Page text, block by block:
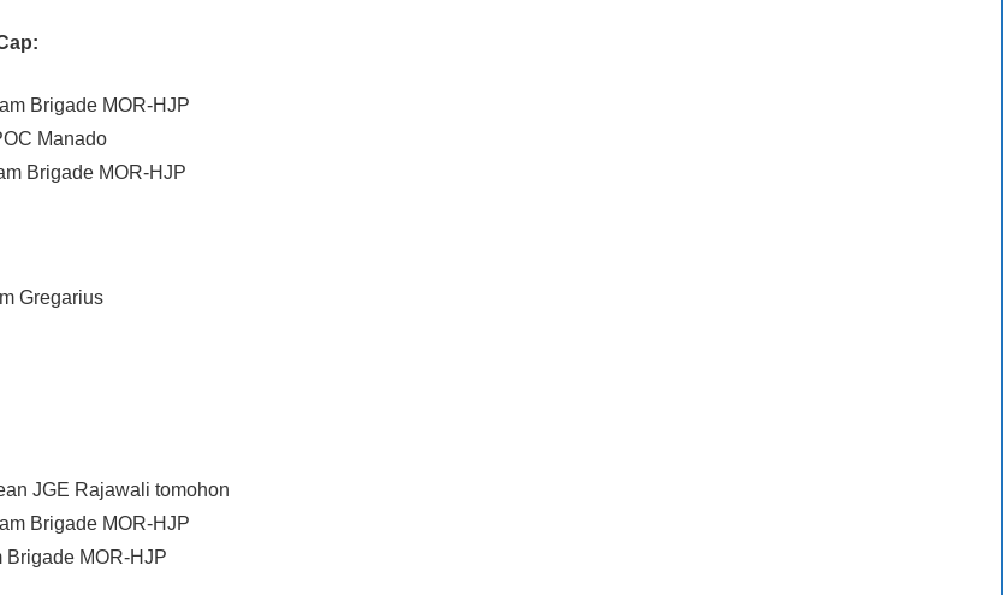
Brigade MOR-HJP
Manado
Brigade MOR-HJP
Gregarius
JGE Rajawali tomohon
Brigade MOR-HJP
Brigade MOR-HJP